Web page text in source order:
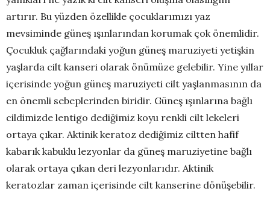
artırır. Bu yüzden özellikle çocuklarımızı yaz
mevsiminde güneş ışınlarından korumak çok önemlidir.
Çocukluk çağlarındaki yoğun güneş maruziyeti yetişkin
yaşlarda cilt kanseri olarak önümüze gelebilir. Yine yıllar
içerisinde yoğun güneş maruziyeti cilt yaşlanmasının da
en önemli sebeplerinden biridir. Güneş ışınlarına bağlı
cildimizde lentigo dediğimiz koyu renkli cilt lekeleri
ortaya çıkar. Aktinik keratoz dediğimiz ciltten hafif
kabarık kabuklu lezyonlar da güneş maruziyetine bağlı
olarak ortaya çıkan deri lezyonlarıdır. Aktinik
keratozlar zaman içerisinde cilt kanserine dönüşebilir.